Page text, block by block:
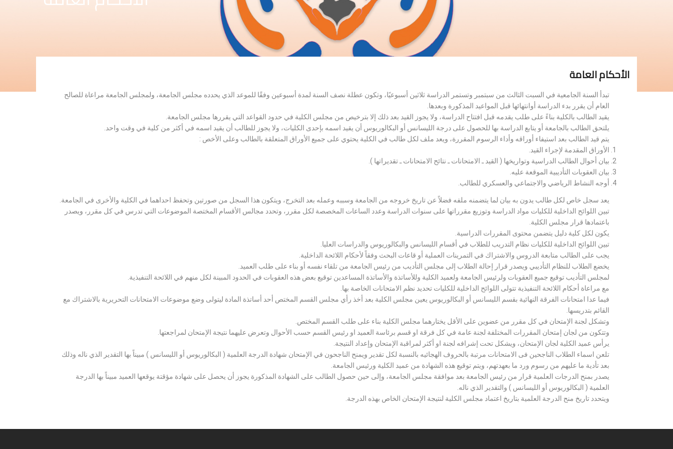
الأحكام العامة
تبدأ السنة الجامعية في السبت الثالث من سبتمبر وتستمر الدراسة ثلاثين أسبوعيًا، وتكون عطلة نصف السنة لمدة أسبوعين وفقًا للموعد الذي يحدده مجلس الجامعة، ولمجلس الجامعة مراعاة للصالح
العام أن يقرر بدء الدراسة أوانتهائها قبل المواعيد المذكورة وبعدها.
يقيد الطالب بالكلية بناءً على طلب يقدمه قبل افتتاح الدراسة، ولا يجوز القيد بعد ذلك إلا بترخيص من مجلس الكلية في حدود القواعد التي يقررها مجلس الجامعة.
يلتحق الطالب بالجامعة أو يتابع الدراسة بها للحصول على درجة الليسانس أو البكالوريوس أن يقيد اسمه بإحدى الكليات، ولا يجوز للطالب أن يقيد اسمه في أكثر من كلية في وقت واحد.
يتم قيد الطالب بعد استيفاء أوراقه وأداء الرسوم المقررة، ويعد ملف لكل طالب في الكلية يحتوي على جميع الأوراق المتعلقة بالطالب وعلى الأخص :
الأوراق المقدمة لإجراء القيد.
بيان أحوال الطالب الدراسية وتواريخها ( القيد ـ الامتحانات ـ نتائح الامتحانات ـ تقديراتها ).
بيان العقوبات التأديبية الموقعة عليه.
أوجه النشاط الرياضي والاجتماعي والعسكري للطالب.
يعد سجل خاص لكل طالب يدون به بيان لما يتضمنه ملفه فضلاً عن تاريخ خروجه من الجامعة وسببه وعمله بعد التخرج، ويتكون هذا السجل من صورتين وتحفظ احداهما في الكلية والأخرى في الجامعة.
تبين اللوائح الداخلية للكليات مواد الدراسة وتوزيع مقرراتها على سنوات الدراسة وعدد الساعات المخصصة لكل مقرر، وتحدد مجالس الأقسام المختصة الموضوعات التي تدرس في كل مقرر، ويصدر
باعتمادها قرار مجلس الكلية.
يكون لكل كلية دليل يتضمن محتوى المقررات الدراسية.
تبين اللوائح الداخلية للكليات نظام التدريب للطلاب في أقسام الليسانس والبكالوريوس والدراسات العليا.
يجب على الطالب متابعة الدروس والاشتراك في التمرينات العملية أو قاعات البحث وفقاً لأحكام اللائحة الداخلية.
يخضع الطلاب للنظام التأديبي ويصدر قرار إحالة الطلاب إلى مجلس التأديب من رئيس الجامعة من تلقاء نفسه أو بناء على طلب العميد.
لمجلس التأديب توقيع جميع العقوبات ولرئيس الجامعة ولعميد الكلية وللأساتذة والأساتذة المساعدين توقيع بعض هذه العقوبات في الحدود المبينة لكل منهم في اللائحة التنفيذية.
مع مراعاة أحكام اللائحة التنفيذية تتولى اللوائح الداخلية للكليات تحديد نظم الامتحانات الخاصة بها.
فيما عدا امتحانات الفرقة النهائية بقسم الليسانس أو البكالوريوس يعين مجلس الكلية بعد أخذ رأي مجلس القسم المختص أحد أساتذة المادة ليتولى وضع موضوعات الامتحانات التحريرية بالاشتراك مع
القائم بتدريسها.
وتشكل لجنة الإمتحان في كل مقرر من عضوين على الأقل يختارهما مجلس الكلية بناء على طلب القسم المختص.
وتتكون من لجان إمتحان المقررات المختلفة لجنة عامة في كل فرقة او قسم برئاسة العميد او رئيس القسم حسب الأحوال وتعرض عليهما نتيجة الإمتحان لمراجعتها.
يرأس عميد الكلية لجان الإمتحان، ويشكل تحت إشرافه لجنة او أكثر لمراقبة الإمتحان وإعداد النتيجة.
تلعن اسماء الطلاب الناجحين فى الامتحانات مرتبة بالحروف الهجائيه بالنسبة لكل تقدير ويمنح الناجحون في الإمتحان شهادة الدرجة العلمية ( البكالوريوس أو الليسانس ) مبيناً بها التقدير الذي ناله وذلك
بعد تأدية ما عليهم من رسوم ورد ما بعهدتهم، ويتم توقيع هذه الشهادة من عميد الكلية ورئيس الجامعة.
يصدر بمنح الدرجات العلمية قرار من رئيس الجامعة بعد موافقة مجلس الجامعة، وإلى حين حصول الطالب على الشهادة المذكورة يجوز أن يحصل على شهادة مؤقتة يوقعها العميد مبيناً بها الدرجة
العلمية ( البكالوريوس أو الليسانس ) والتقدير الذي ناله.
ويتحدد تاريخ منح الدرجة العلمية بتاريخ اعتماد مجلس الكلية لنتيجة الإمتحان الخاص بهذه الدرجة.